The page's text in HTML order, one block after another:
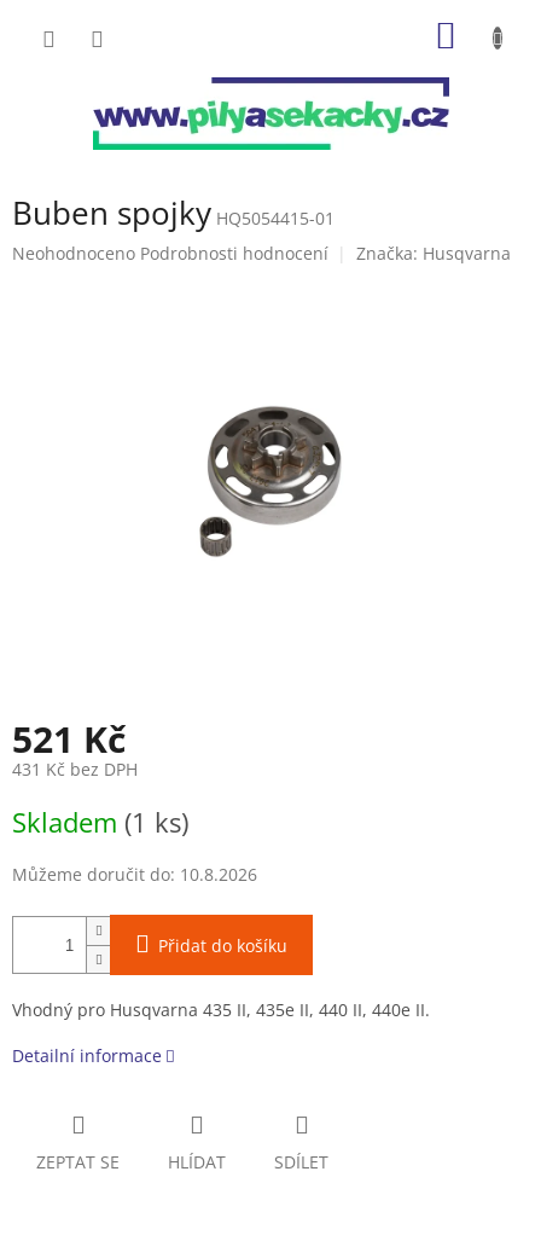
Buben spojky HQ5054415-01
Průměrné
Neohodnoceno Podrobnosti hodnocení Značka: Husqvarna
521 Kč
431 Kč bez DPH
cena:
Skladem (1 ks)
Můžeme doručit do: 10.8.2026
Přidat do košíku
Vhodný pro Husqvarna 435 II, 435e II, 440 II, 440e II.
Detailní informace
ZEPTAT SE HLÍDAT SDÍLET